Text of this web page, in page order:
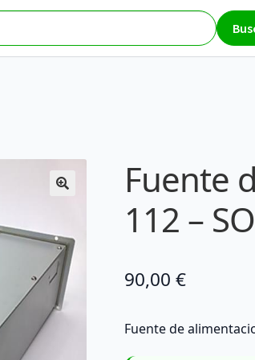
112 – SONY (Desktop / Server)
Fuente
112 –
90,00 €
Fuente de